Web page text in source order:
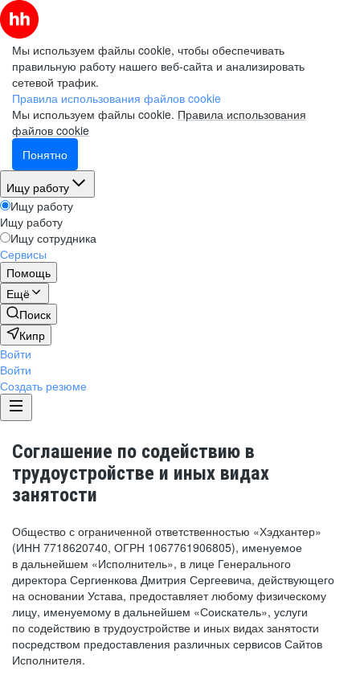
Мы используем файлы cookie, чтобы обеспечивать
правильную работу нашего веб-сайта и анализировать
сетевой трафик.
Правила использования файлов cookie
Мы используем файлы cookie. Правила использования
файлов cookie
Понятно
Ищу работу
Ищу работу
Ищу работу
Ищу сотрудника
Сервисы
Помощь
Ещё
Поиск
Кипр
Войти
Войти
Создать резюме
Соглашение по содействию в
трудоустройстве и иных видах
занятости
Общество с ограниченной ответственностью «Хэдхантер»
(ИНН 7718620740, ОГРН 1067761906805), именуемое
в дальнейшем «Исполнитель», в лице Генерального
директора Сергиенкова Дмитрия Сергеевича, действующего
на основании Устава, предоставляет любому физическому
лицу, именуемому в дальнейшем «Соискатель», услуги
по содействию в трудоустройстве и иных видах занятости
посредством предоставления различных сервисов Сайтов
Исполнителя.